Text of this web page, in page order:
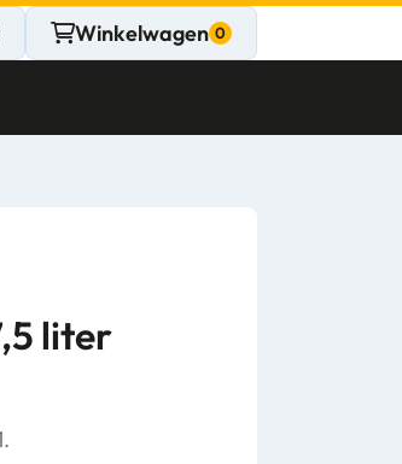
Winkelwagen
liter